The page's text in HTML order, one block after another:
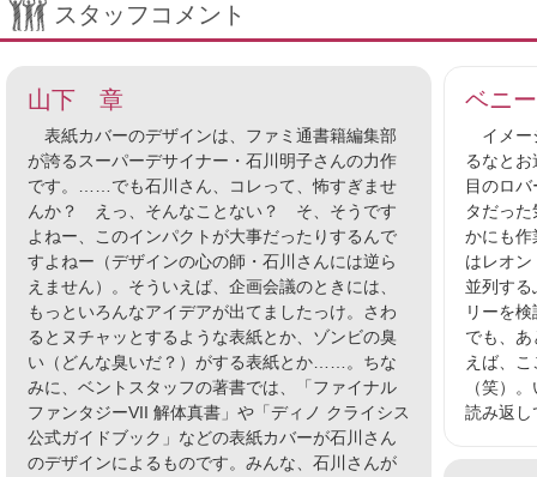
スタッフコメント
山下 章
表紙カバーのデザインは、ファミ通書籍編集部
が誇るスーパーデサイナー・石川明子さんの力作
です。……でも石川さん、コレって、怖すぎませ
んか？ えっ、そんなことない？ そ、そうです
よねー、このインパクトが大事だったりするんで
すよねー（デザインの心の師・石川さんには逆ら
えません）。そういえば、企画会議のときには、
もっといろんなアイデアが出てましたっけ。さわ
るとヌチャッとするような表紙とか、ゾンビの臭
い（どんな臭いだ？）がする表紙とか……。ちな
みに、ベントスタッフの著書では、「ファイナル
ファンタジーVII 解体真書」や「ディノ クライシス
公式ガイドブック」などの表紙カバーが石川さん
のデザインによるものです。みんな、石川さんが
ベニ
イメー
るなと
目のロ
タだっ
かにも作
はレオ
並列す
リーを
でも、
えば、
（笑）
読み返し